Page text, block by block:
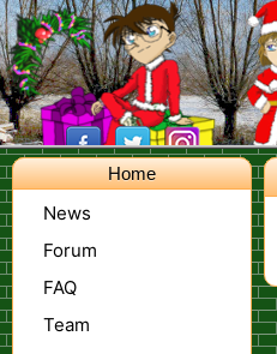
Home
News
Forum
FAQ
Team